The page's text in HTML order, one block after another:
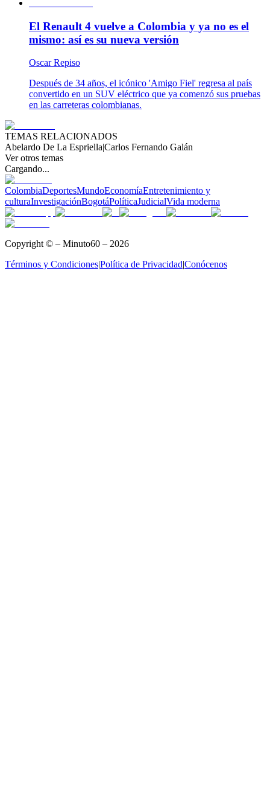
El Renault 4 vuelve a Colombia y ya no es el
mismo: así es su nueva versión
Oscar Repiso
Después de 34 años, el icónico 'Amigo Fiel' regresa al país
convertido en un SUV eléctrico que ya comenzó sus pruebas
en las carreteras colombianas.
TEMAS RELACIONADOS
Abelardo De La Espriella|Carlos Fernando Galán
Ver otros temas
Cargando...
ColombiaDeportesMundoEconomíaEntretenimiento y
culturaInvestigaciónBogotáPolíticaJudicialVida moderna
Copyright © – Minuto60 – 2026
Términos y Condiciones|Política de Privacidad|Conócenos